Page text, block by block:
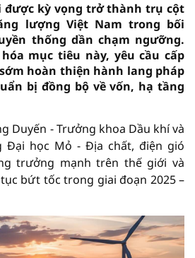
được kỳ vọng trở thành trụ cột
lượng Việt Nam trong bối
thống dần chạm ngưỡng.
mục tiêu này, yêu cầu cấp
hoàn thiện hành lang pháp
bị đồng bộ về vốn, hạ tầng
Duyến - Trưởng khoa Dầu khí và
Đại học Mỏ - Địa chất, điện gió
trưởng mạnh trên thế giới và
bứt tốc trong giai đoạn 2025 –